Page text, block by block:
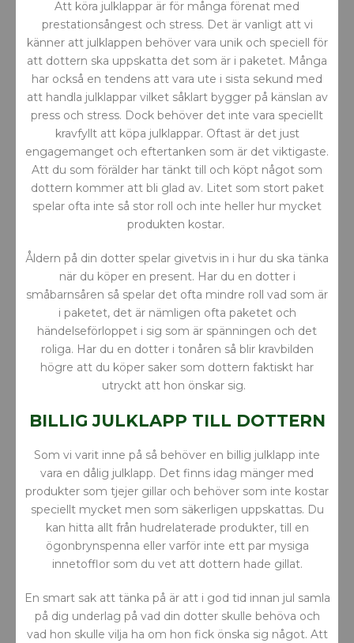
Att köra julklappar är för många förenat med
prestationsångest och stress. Det är vanligt att vi
känner att julklappen behöver vara unik och speciell för
att dottern ska uppskatta det som är i paketet. Många
har också en tendens att vara ute i sista sekund med
att handla julklappar vilket såklart bygger på känslan av
press och stress. Dock behöver det inte vara speciellt
kravfyllt att köpa julklappar. Oftast är det just
engagemanget och eftertanken som är det viktigaste.
Att du som förälder har tänkt till och köpt något som
dottern kommer att bli glad av. Litet som stort paket
spelar ofta inte så stor roll och inte heller hur mycket
produkten kostar.
Åldern på din dotter spelar givetvis in i hur du ska tänka
när du köper en present. Har du en dotter i
småbarnsåren så spelar det ofta mindre roll vad som är
i paketet, det är nämligen ofta paketet och
händelseförloppet i sig som är spänningen och det
roliga. Har du en dotter i tonåren så blir kravbilden
högre att du köper saker som dottern faktiskt har
utryckt att hon önskar sig.
BILLIG JULKLAPP TILL DOTTERN
Som vi varit inne på så behöver en billig julklapp inte
vara en dålig julklapp. Det finns idag mänger med
produkter som tjejer gillar och behöver som inte kostar
speciellt mycket men som säkerligen uppskattas. Du
kan hitta allt från hudrelaterade produkter, till en
ögonbrynspenna eller varför inte ett par mysiga
innetofflor som du vet att dottern hade gillat.
En smart sak att tänka på är att i god tid innan jul samla
på dig underlag på vad din dotter skulle behöva och
vad hon skulle vilja ha om hon fick önska sig något. Att